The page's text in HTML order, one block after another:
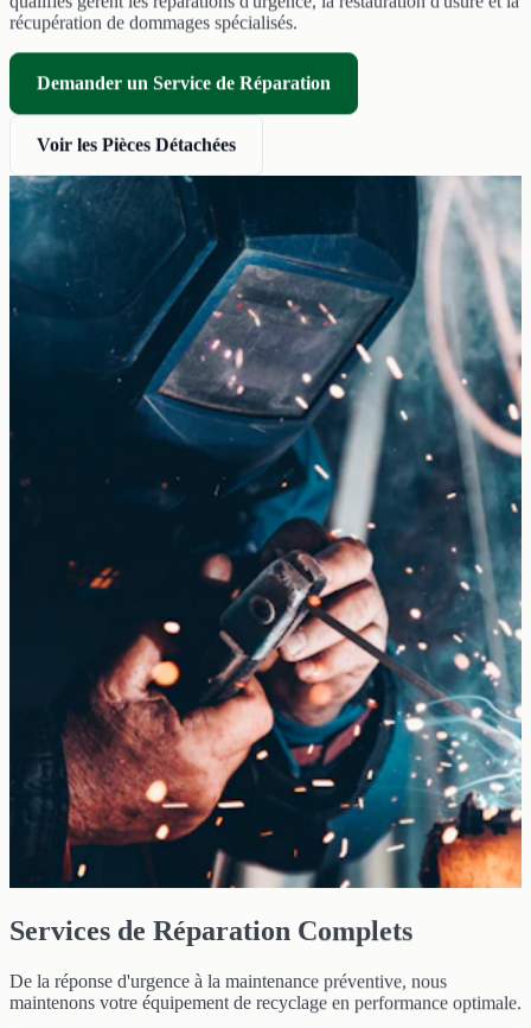
récupération de dommages spécialisés.
Demander un Service de Réparation
Voir les Pièces Détachées
Services de Réparation Complets
De la réponse d'urgence à la maintenance préventive, nous
maintenons votre équipement de recyclage en performance optimale.